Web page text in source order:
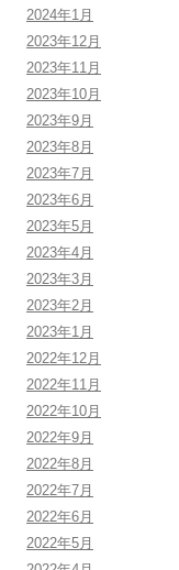
2024年1月
2023年12月
2023年11月
2023年10月
2023年9月
2023年8月
2023年7月
2023年6月
2023年5月
2023年4月
2023年3月
2023年2月
2023年1月
2022年12月
2022年11月
2022年10月
2022年9月
2022年8月
2022年7月
2022年6月
2022年5月